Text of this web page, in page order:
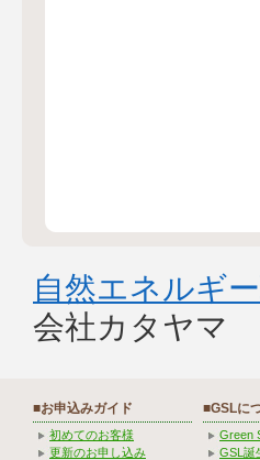
自然エネルギ
会社カタヤマ
■お申込みガイド
初めてのお客様
更新のお申し込み
■GSLに
Green
GSL誕